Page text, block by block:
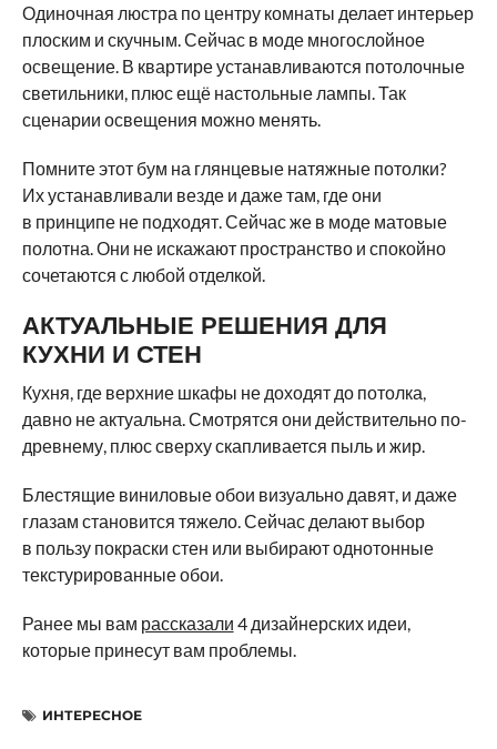
Одиночная люстра по центру комнаты делает интерьер
плоским и скучным. Сейчас в моде многослойное
освещение. В квартире устанавливаются потолочные
светильники, плюс ещё настольные лампы. Так
сценарии освещения можно менять.
Помните этот бум на глянцевые натяжные потолки?
Их устанавливали везде и даже там, где они
в принципе не подходят. Сейчас же в моде матовые
полотна. Они не искажают пространство и спокойно
сочетаются с любой отделкой.
АКТУАЛЬНЫЕ РЕШЕНИЯ ДЛЯ
КУХНИ И СТЕН
Кухня, где верхние шкафы не доходят до потолка,
давно не актуальна. Смотрятся они действительно по-
древнему, плюс сверху скапливается пыль и жир.
Блестящие виниловые обои визуально давят, и даже
глазам становится тяжело. Сейчас делают выбор
в пользу покраски стен или выбирают однотонные
текстурированные обои.
Ранее мы вам рассказали 4 дизайнерских идеи,
которые принесут вам проблемы.
ИНТЕРЕСНОЕ